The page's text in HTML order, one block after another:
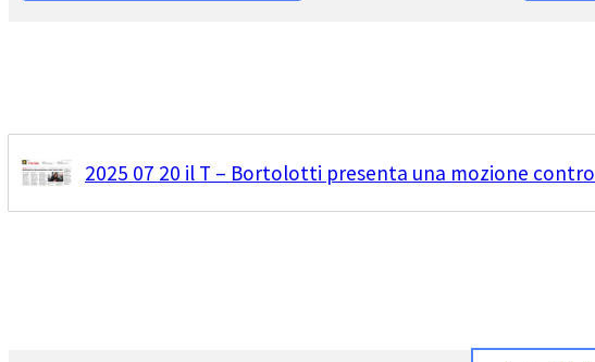
2025 07 20 il T – Bortolotti presenta una mozione